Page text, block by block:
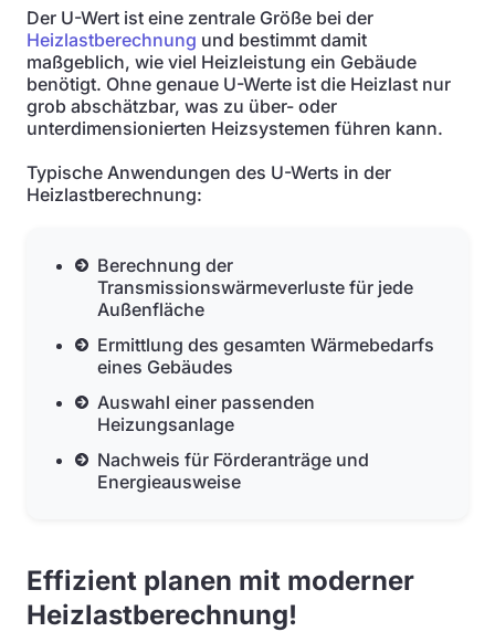
Der U-Wert ist eine zentrale Größe bei der
Heizlastberechnung und bestimmt damit
maßgeblich, wie viel Heizleistung ein Gebäude
benötigt. Ohne genaue U-Werte ist die Heizlast nur
grob abschätzbar, was zu über- oder
unterdimensionierten Heizsystemen führen kann.
Typische Anwendungen des U-Werts in der
Heizlastberechnung:
Berechnung der
Transmissionswärmeverluste für jede
Außenfläche
Ermittlung des gesamten Wärmebedarfs
eines Gebäudes
Auswahl einer passenden
Heizungsanlage
Nachweis für Förderanträge und
Energieausweise
Effizient planen mit moderner
Heizlastberechnung!